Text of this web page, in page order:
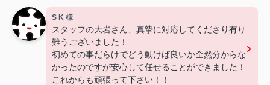
S K 様
スタッフの大岩さん、真摯に対応してくださり有り
難うございました！
初めての事だらけでどう動けば良いか全然分からな
かったのですが安心して任せることができました！
これからも頑張って下さい！！